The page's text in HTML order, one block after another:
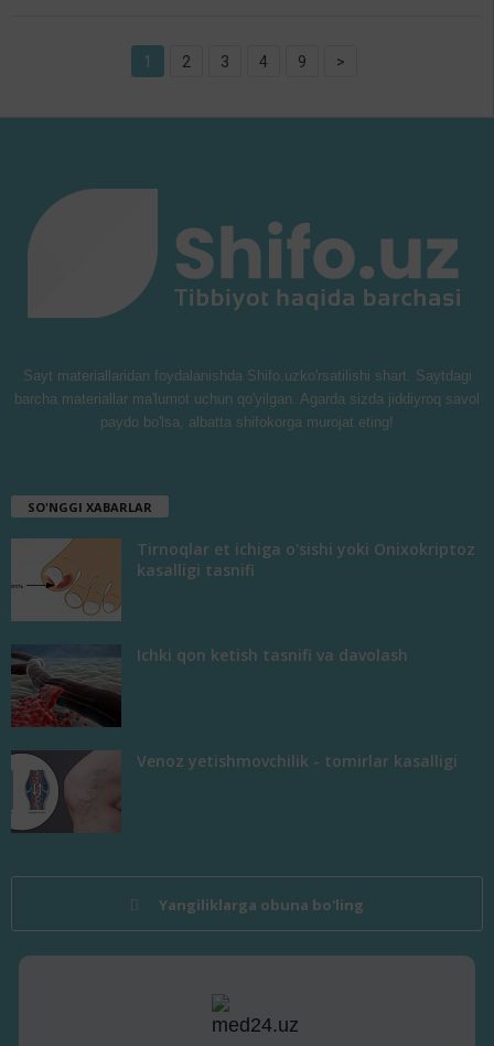
1 2 3 4 9 >
Sayt materiallaridan foydalanishda Shifo.uzko'rsatilishi shart. Saytdagi
barcha materiallar ma'lumot uchun qo'yilgan. Agarda sizda jiddiyroq savol
paydo bo'lsa, albatta shifokorga murojat eting!
SO'NGGI XABARLAR
Tirnoqlar et ichiga o'sishi yoki Onixokriptoz
kasalligi tasnifi
Ichki qon ketish tasnifi va davolash
Venoz yetishmovchilik - tomirlar kasalligi
Yangiliklarga obuna bo'ling